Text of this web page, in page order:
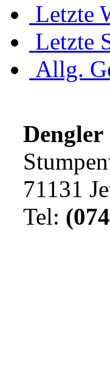
Letzte
Letzte
Allg.
71131
Tel: